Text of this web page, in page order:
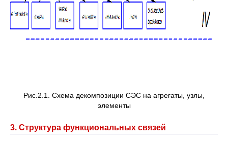
Рис.2.1. Схема декомпозиции СЭС на агрегаты, узлы,
элементы
3. Структура функциональных связей